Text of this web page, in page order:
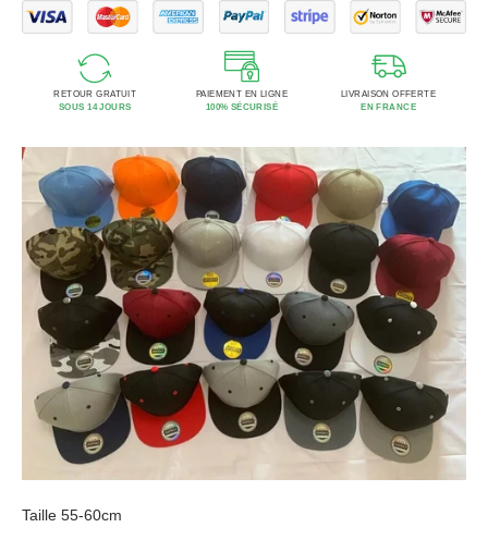
RETOUR GRATUIT
SOUS 14 JOURS
PAIEMENT EN LIGNE
100% SÉCURISÉ
LIVRAISON OFFERTE
EN FRANCE
Taille 55-60cm